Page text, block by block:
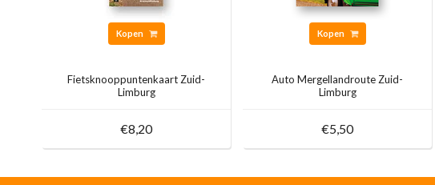
Kopen
Fietsknooppuntenkaart Zuid-
Limburg
€8,20
Kopen
Auto Mergellandroute Zuid-
Limburg
€5,50